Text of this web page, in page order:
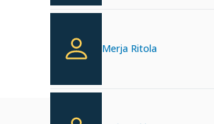
Merja Ritola